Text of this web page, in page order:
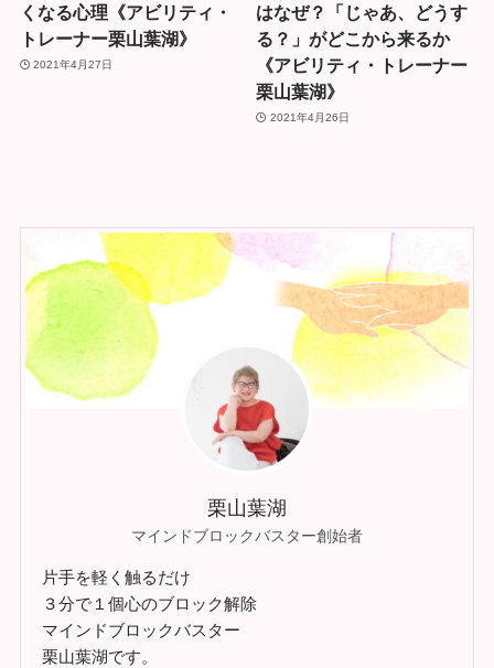
くなる心理《アビリティ・
トレーナー栗山葉湖》
2021年4月27日
はなぜ？「じゃあ、どうす
る？」がどこから来るか
《アビリティ・トレーナー
栗山葉湖》
2021年4月26日
栗山葉湖
マインドブロックバスター創始者
片手を軽く触るだけ
３分で１個心のブロック解除
マインドブロックバスター
栗山葉湖です。